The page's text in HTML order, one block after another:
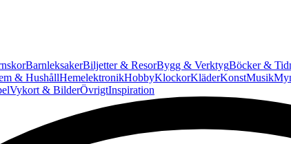
BarnleksakerBiljetter & ResorBygg & VerktygBöcker &
& HushållHemelektronikHobbyKlockorKläderKonstMusik
Vykort & BilderÖvrigtInspiration